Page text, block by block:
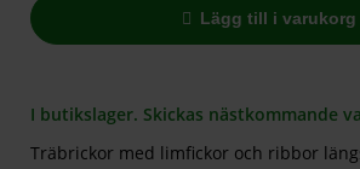
Lägg till i varukorg
I butikslager. Skickas nästkommande
Träbrickor med limfickor och ribbor